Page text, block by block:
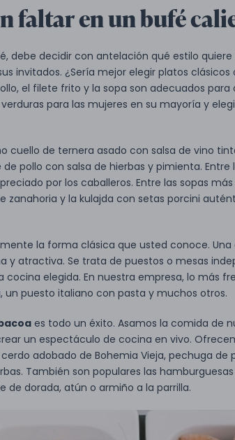
faltar en un bufé
debe decidir con antelación qué estilo
invitados. ¿Sería mejor elegir platos clásicos
el filete frito y la sopa son adecuados para
para las mujeres en su mayoría y
cuello de ternera asado con salsa de vino
pollo con salsa de hierbas y pimienta. Entre
por los caballeros. Entre las sopas
zanahoria y la kulajda con setas porcini
la forma clásica que usted conoce. Una
y atractiva. Se trata de puestos o mesas
elegida. En nuestra empresa, lo más
puesto italiano con pasta y muchos otros.
es todo un éxito. Asamos la comida de
un espectáculo de cocina en vivo.
adobado de Bohemia Vieja, pechuga de
También son populares las
de dorada, atún o armiño a la parrilla.